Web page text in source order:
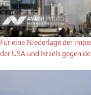
Für eine Niederlage der
der USA und Israels gegen